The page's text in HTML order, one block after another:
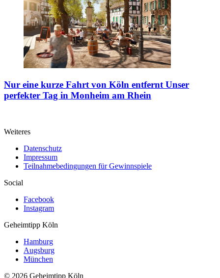
Nur eine kurze Fahrt von Köln entfernt Unser
perfekter Tag in Monheim am Rhein
Weiteres
Datenschutz
Impressum
Teilnahmebedingungen für Gewinnspiele
Social
Facebook
Instagram
Geheimtipp Köln
Hamburg
Augsburg
München
© 2026 Geheimtipp Köln